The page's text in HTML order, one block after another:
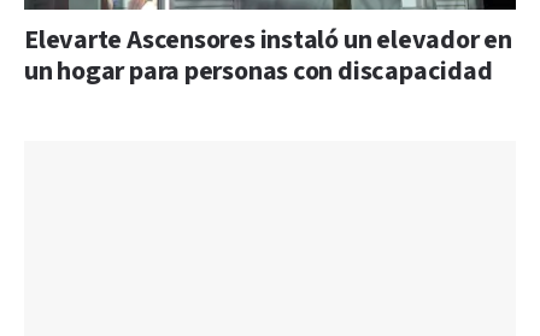
Elevarte Ascensores instaló un elevador en
un hogar para personas con discapacidad